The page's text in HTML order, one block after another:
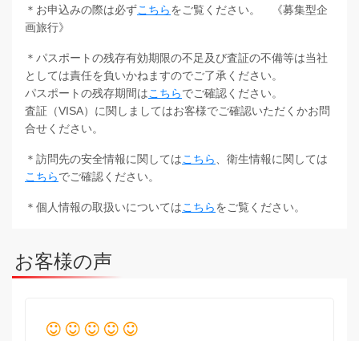
＊お申込みの際は必ずこちらをご覧ください。 《募集型企
画旅行》
＊パスポートの残存有効期限の不足及び査証の不備等は当社
としては責任を負いかねますのでご了承ください。
パスポートの残存期間はこちらでご確認ください。
査証（VISA）に関しましてはお客様でご確認いただくかお問
合せください。
＊訪問先の安全情報に関してはこちら、衛生情報に関しては
こちらでご確認ください。
＊個人情報の取扱いについてはこちらをご覧ください。
お客様の声